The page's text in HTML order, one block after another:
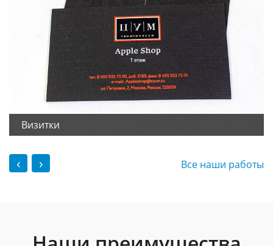
Визитки
‹ › Все наши работы